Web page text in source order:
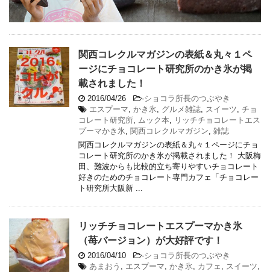
関西コレクルマガジンの表紙＆丸々１ペ
ージにチョコレート研究所のかき氷が掲
載されました！
2016/04/26 -ショコラ所長のつぶやき
エスプーマ, かき氷, グルメ雑誌, スイーツ, チョ
コレート研究所, ムック本, リッチチョコレートエス
プーマかき氷, 関西コレクルマガジン, 雑誌
関西コレクルマガジンの表紙＆丸々１ページにチョ
コレート研究所のかき氷が掲載されました！ 大阪梅
田、難波からも比較的立ち寄りやすいチョコレート
好きのためのチョコレート専門カフェ「チョコレー
ト研究所大阪新 ...
リッチチョコレートエスプーマかき氷
（苺バージョン）が大好評です！
2016/04/10 -ショコラ所長のつぶやき
あまおう , エスプーマ, かき氷, カフェ , スイーツ,